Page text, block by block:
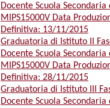
Docente Scuola Secondaria
MIPS15000V Data
Definitiva: 13/11/2015
Graduatoria di Istituto II
Docente Scuola Secondaria
MIPS15000V Data
Definitiva: 28/11/2015
Graduatoria di Istituto III
Docente Scuola Secondaria